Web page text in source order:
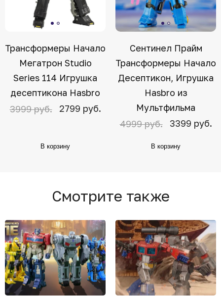
Трансформеры Начало
Мегатрон Studio
Series 114 Игрушка
десептикона Hasbro
3999 руб.
2799 руб.
В корзину
Сентинел Прайм
Трансформеры Начало
Десептикон, Игрушка
Hasbro из
Мультфильма
4999 руб.
3399 руб.
В корзину
Смотрите также